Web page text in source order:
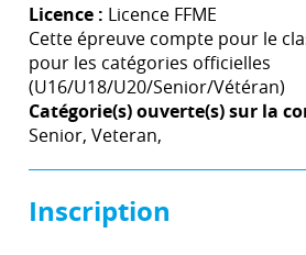
Licence : Licence FFME
Cette épreuve compte pour le
pour les catégories officielles
(U16/U18/U20/Senior/Vétéran)
Catégorie(s) ouverte(s) sur la
Senior, Veteran,
Inscription